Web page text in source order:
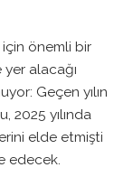
için önemli bir
yer alacağı
Geçen yılın
2025 yılında
elde etmişti
edecek.